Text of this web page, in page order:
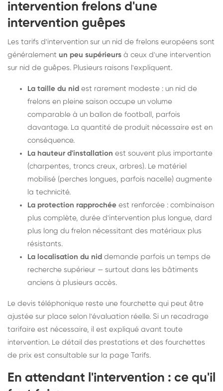
intervention frelons d'une
intervention guêpes
Les tarifs d'intervention sur un nid de frelons européens sont
généralement un peu supérieurs à ceux d'une intervention
sur nid de guêpes. Plusieurs raisons l'expliquent.
La taille du nid est rarement modeste : un nid de
frelons en pleine saison occupe un volume
comparable à un ballon de football, parfois
davantage. La quantité de produit nécessaire est en
conséquence.
La hauteur d'installation est souvent plus importante
(charpentes, troncs creux, arbres). Le matériel
mobilisé (perches longues, parfois nacelle) augmente
la technicité.
La protection rapprochée est renforcée : combinaison
plus complète, durée d'intervention plus longue, dard
plus long du frelon nécessitant des matériaux plus
résistants.
La localisation du nid demande parfois un temps de
recherche supérieur — surtout dans les bâtiments
anciens à plusieurs accès.
Le devis téléphonique reste une fourchette qui peut être
ajustée sur place selon l'évaluation réelle. Si un recadrage
tarifaire est nécessaire, il est expliqué avant toute
intervention. Le détail des prestations et des fourchettes
de prix est consultable sur la page Tarifs.
En attendant l'intervention : ce qu'il